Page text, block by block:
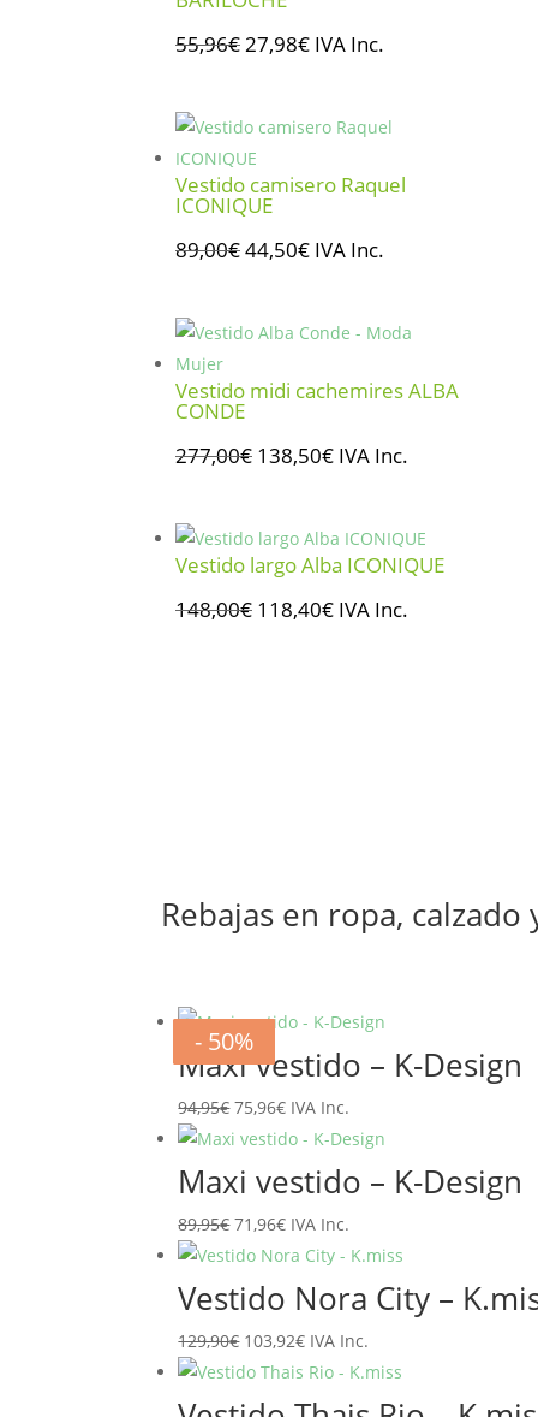
55,96€ El
era:
55,96€.
27,98€El
es:
IVA Inc.
Vestido camisero Raquel
ICONIQUE
89,00€El
era:
44,50€El
es:
IVA Inc.
Vestido midi cachemires ALBA
CONDE
277,00€ El
era:
277,00€.
138,50€El
es:
138,50€.
IVA Inc.
Vestido largo Alba ICONIQUE
148,00€ El
118,40€ElIVA Inc.
Rebajas en ropa,
- 20%
Maxi vestido – K-Design
94,95€El
precio
original
era:
94,95€.
75,96€El
precio
actual
es:
75,96€.
IVA Inc.
- 20%
Maxi vestido – K-Design
89,95€El
precio
original
era:
89,95€.
71,96€El
precio
actual
es:
71,96€.
IVA Inc.
- 20%
Vestido Nora City –
129,90€ El
precio
original
103,92€El
precio
actual
IVA Inc.
- 20%
- 20%
- 20%
- 50%
- 50%